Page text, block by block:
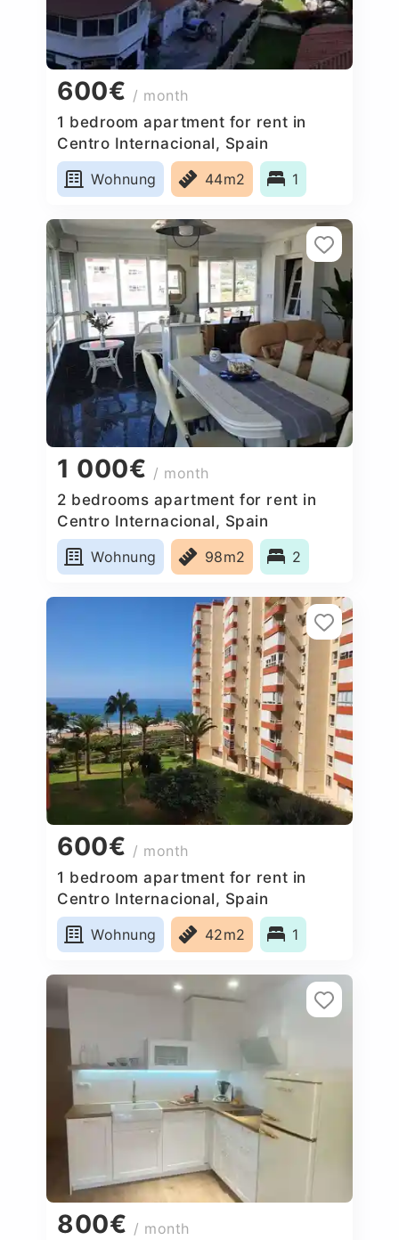
600€ / month
1 bedroom apartment for rent in
Centro Internacional, Spain
Wohnung
44m2 1
1 000€ / month
2 bedrooms apartment for rent in
Centro Internacional, Spain
Wohnung
98m2 2
600€ / month
1 bedroom apartment for rent in
Centro Internacional, Spain
Wohnung
42m2 1
800€ / month